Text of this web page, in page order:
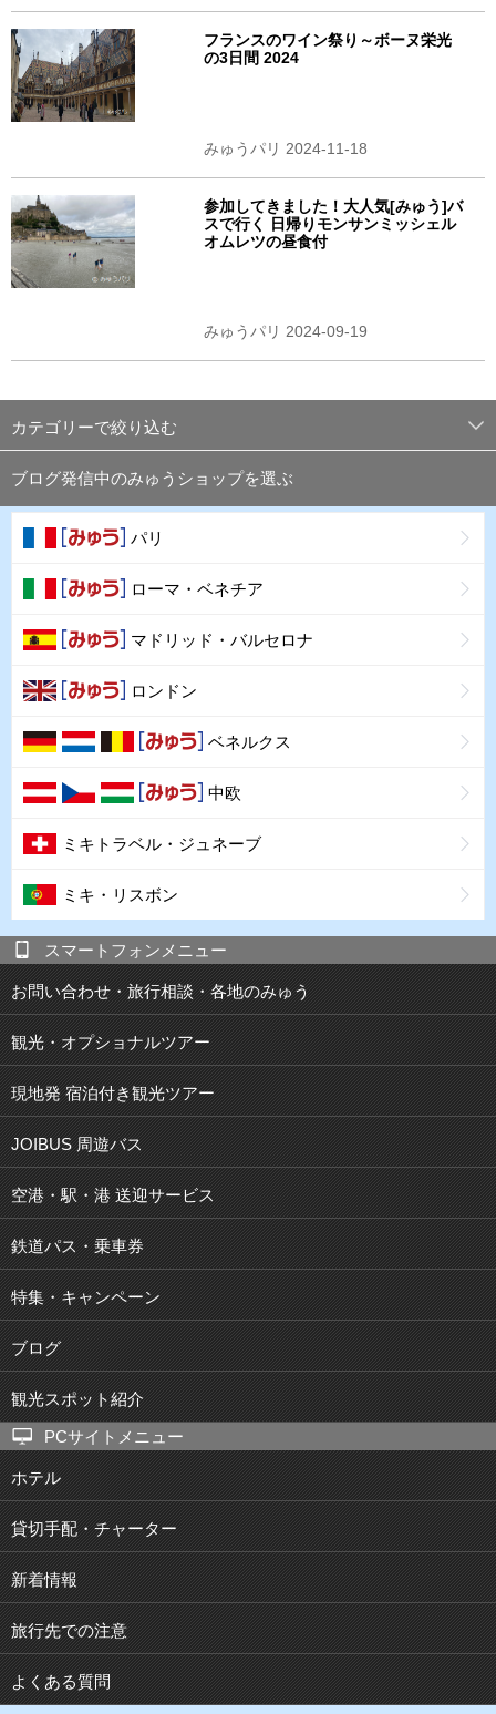
フランスのワイン祭り～ボーヌ栄光
の3日間 2024
みゅうパリ 2024-11-18
参加してきました！大人気[みゅう]バ
スで行く 日帰りモンサンミッシェル
オムレツの昼食付
みゅうパリ 2024-09-19
カテゴリーで絞り込む
ブログ発信中のみゅうショップを選ぶ
パリ
ローマ・ベネチア
マドリッド・バルセロナ
ロンドン
ベネルクス
中欧
ミキトラベル・ジュネーブ
ミキ・リスボン
スマートフォンメニュー
お問い合わせ・旅行相談・各地のみゅう
観光・オプショナルツアー
現地発 宿泊付き観光ツアー
JOIBUS 周遊バス
空港・駅・港 送迎サービス
鉄道パス・乗車券
特集・キャンペーン
ブログ
観光スポット紹介
PCサイトメニュー
ホテル
貸切手配・チャーター
新着情報
旅行先での注意
よくある質問